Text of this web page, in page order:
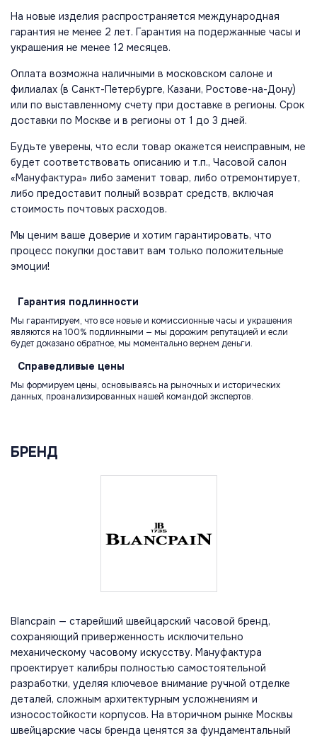
На новые изделия распространяется международная
гарантия не менее 2 лет. Гарантия на подержанные часы и
украшения не менее 12 месяцев.
Оплата возможна наличными в московском салоне и
филиалах (в Санкт-Петербурге, Казани, Ростове-на-Дону)
или по выставленному счету при доставке в регионы. Срок
доставки по Москве и в регионы от 1 до 3 дней.
Будьте уверены, что если товар окажется неисправным, не
будет соответствовать описанию и т.п., Часовой салон
«Мануфактура» либо заменит товар, либо отремонтирует,
либо предоставит полный возврат средств, включая
стоимость почтовых расходов.
Мы ценим ваше доверие и хотим гарантировать, что
процесс покупки доставит вам только положительные
эмоции!
Гарантия подлинности
Мы гарантируем, что все новые и комиссионные часы и украшения
являются на 100% подлинными — мы дорожим репутацией и если
будет доказано обратное, мы моментально вернем деньги.
Справедливые цены
Мы формируем цены, основываясь на рыночных и исторических
данных, проанализированных нашей командой экспертов.
БРЕНД
Blancpain — старейший швейцарский часовой бренд,
сохраняющий приверженность исключительно
механическому часовому искусству. Мануфактура
проектирует калибры полностью самостоятельной
разработки, уделяя ключевое внимание ручной отделке
деталей, сложным архитектурным усложнениям и
износостойкости корпусов. На вторичном рынке Москвы
швейцарские часы бренда ценятся за фундаментальный